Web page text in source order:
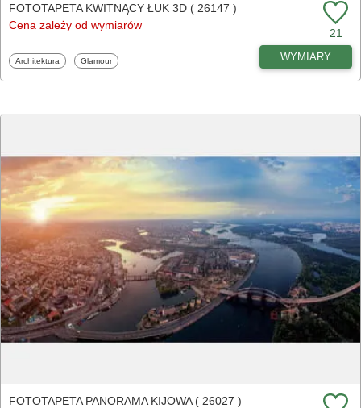
FOTOTAPETA KWITNĄCY ŁUK 3D ( 26147 )
Cena zależy od wymiarów
21
Fototapety
Architektura Fototapety
Glamour WYMIARY
FOTOTAPETA PANORAMA KIJOWA ( 26027 )